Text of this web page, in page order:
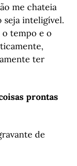
me chateia
seja inteligível.
o tempo e o
ter
prontas
de